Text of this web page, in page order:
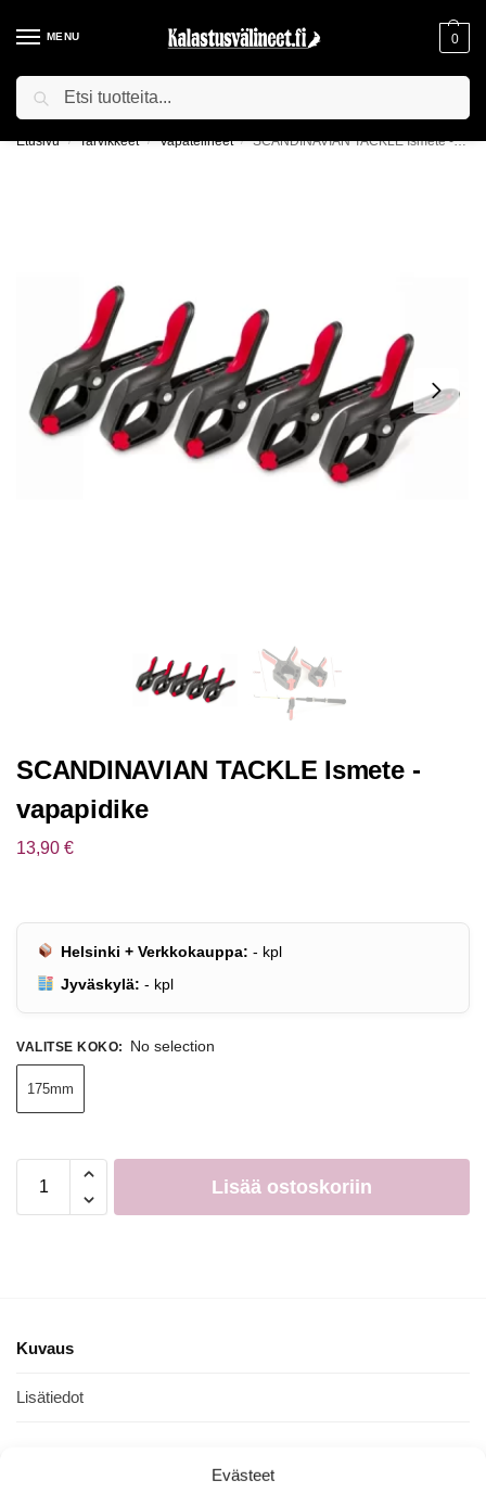
Evästeet
MENU 0
ILMAINEN TOIMITUS YLI 75€ TILAUKSILLE!
Etusivu / Tarvikkeet / Vapatelineet / SCANDINAVIAN TACKLE Ismete -vapapidike
SCANDINAVIAN TACKLE Ismete -
vapapidike
13,90 €
Helsinki + Verkkokauppa: - kpl
Jyväskylä: - kpl
VALITSE KOKO: No selection
175mm
Lisää ostoskoriin
Kuvaus
Lisätiedot
puristimet ootto-ongintaan! Materiaali kovankin pakkasen